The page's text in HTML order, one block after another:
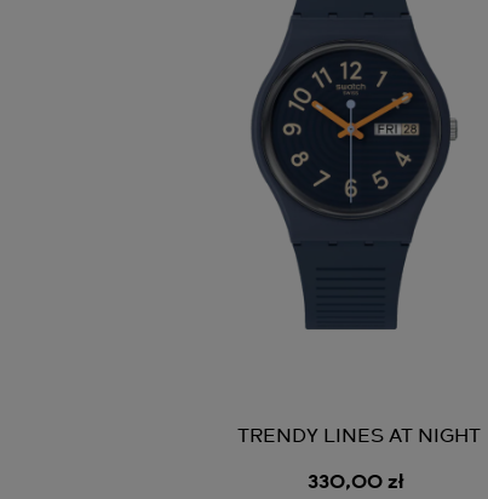
TRENDY LINES AT NIGHT
330,00 zł